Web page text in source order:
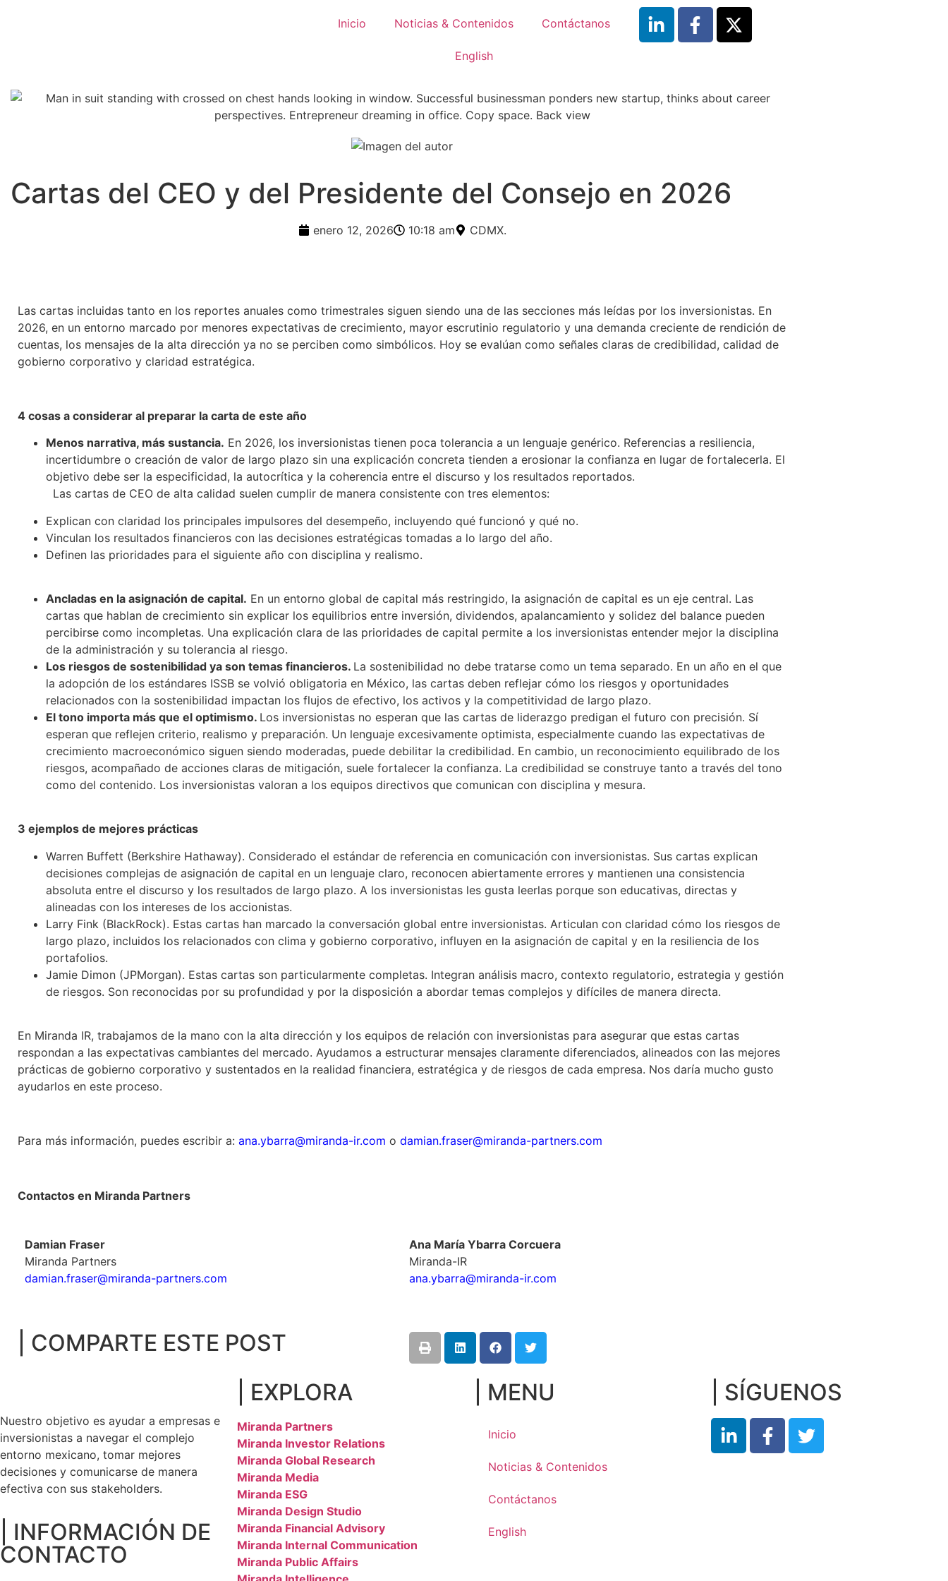
Inicio Noticias & Contenidos Contáctanos
English
Cartas del CEO y del Presidente del Consejo en 2026
enero 12, 2026 10:18 am CDMX.
Las cartas incluidas tanto en los reportes anuales como trimestrales siguen siendo una de las secciones más leídas por los inversionistas. En
2026, en un entorno marcado por menores expectativas de crecimiento, mayor escrutinio regulatorio y una demanda creciente de rendición de
cuentas, los mensajes de la alta dirección ya no se perciben como simbólicos. Hoy se evalúan como señales claras de credibilidad, calidad de
gobierno corporativo y claridad estratégica.
4 cosas a considerar al preparar la carta de este año
Menos narrativa, más sustancia. En 2026, los inversionistas tienen poca tolerancia a un lenguaje genérico. Referencias a resiliencia,
incertidumbre o creación de valor de largo plazo sin una explicación concreta tienden a erosionar la confianza en lugar de fortalecerla. El
objetivo debe ser la especificidad, la autocrítica y la coherencia entre el discurso y los resultados reportados.
Las cartas de CEO de alta calidad suelen cumplir de manera consistente con tres elementos:
Explican con claridad los principales impulsores del desempeño, incluyendo qué funcionó y qué no.
Vinculan los resultados financieros con las decisiones estratégicas tomadas a lo largo del año.
Definen las prioridades para el siguiente año con disciplina y realismo.
Ancladas en la asignación de capital. En un entorno global de capital más restringido, la asignación de capital es un eje central. Las
cartas que hablan de crecimiento sin explicar los equilibrios entre inversión, dividendos, apalancamiento y solidez del balance pueden
percibirse como incompletas. Una explicación clara de las prioridades de capital permite a los inversionistas entender mejor la disciplina
de la administración y su tolerancia al riesgo.
Los riesgos de sostenibilidad ya son temas financieros. La sostenibilidad no debe tratarse como un tema separado. En un año en el que
la adopción de los estándares ISSB se volvió obligatoria en México, las cartas deben reflejar cómo los riesgos y oportunidades
relacionados con la sostenibilidad impactan los flujos de efectivo, los activos y la competitividad de largo plazo.
El tono importa más que el optimismo. Los inversionistas no esperan que las cartas de liderazgo predigan el futuro con precisión. Sí
esperan que reflejen criterio, realismo y preparación. Un lenguaje excesivamente optimista, especialmente cuando las expectativas de
crecimiento macroeconómico siguen siendo moderadas, puede debilitar la credibilidad. En cambio, un reconocimiento equilibrado de los
riesgos, acompañado de acciones claras de mitigación, suele fortalecer la confianza. La credibilidad se construye tanto a través del tono
como del contenido. Los inversionistas valoran a los equipos directivos que comunican con disciplina y mesura.
3 ejemplos de mejores prácticas
Warren Buffett (Berkshire Hathaway). Considerado el estándar de referencia en comunicación con inversionistas. Sus cartas explican
decisiones complejas de asignación de capital en un lenguaje claro, reconocen abiertamente errores y mantienen una consistencia
absoluta entre el discurso y los resultados de largo plazo. A los inversionistas les gusta leerlas porque son educativas, directas y
alineadas con los intereses de los accionistas.
Larry Fink (BlackRock). Estas cartas han marcado la conversación global entre inversionistas. Articulan con claridad cómo los riesgos de
largo plazo, incluidos los relacionados con clima y gobierno corporativo, influyen en la asignación de capital y en la resiliencia de los
portafolios.
Jamie Dimon (JPMorgan). Estas cartas son particularmente completas. Integran análisis macro, contexto regulatorio, estrategia y gestión
de riesgos. Son reconocidas por su profundidad y por la disposición a abordar temas complejos y difíciles de manera directa.
En Miranda IR, trabajamos de la mano con la alta dirección y los equipos de relación con inversionistas para asegurar que estas cartas
respondan a las expectativas cambiantes del mercado. Ayudamos a estructurar mensajes claramente diferenciados, alineados con las mejores
prácticas de gobierno corporativo y sustentados en la realidad financiera, estratégica y de riesgos de cada empresa. Nos daría mucho gusto
ayudarlos en este proceso.
Para más información, puedes escribir a: ana.ybarra@miranda-ir.com o damian.fraser@miranda-partners.com
Contactos en Miranda Partners
Damian Fraser
Miranda Partners
damian.fraser@miranda-partners.com
Ana María Ybarra Corcuera
Miranda-IR
ana.ybarra@miranda-ir.com
| COMPARTE ESTE POST
Nuestro objetivo es ayudar a empresas e
inversionistas a navegar el complejo
entorno mexicano, tomar mejores
decisiones y comunicarse de manera
efectiva con sus stakeholders.
| INFORMACIÓN DE
CONTACTO
| EXPLORA
Miranda Partners
Miranda Investor Relations
Miranda Global Research
Miranda Media
Miranda ESG
Miranda Design Studio
Miranda Financial Advisory
Miranda Internal Communication
Miranda Public Affairs
| MENU
Inicio
Noticias & Contenidos
Contáctanos
English
| SÍGUENOS